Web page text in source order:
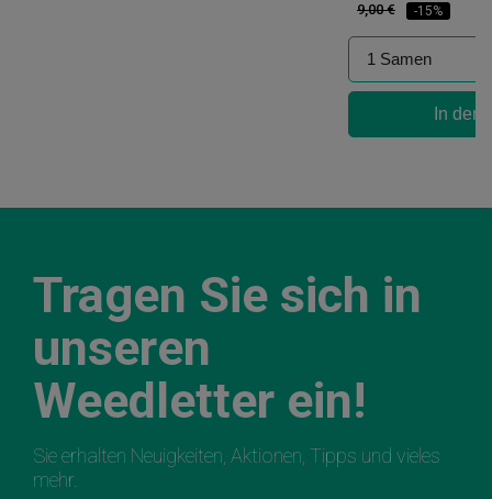
9,00 € -15%
In den
Tragen Sie sich in
unseren
Weedletter ein!
Sie erhalten Neuigkeiten, Aktionen, Tipps und vieles
mehr.